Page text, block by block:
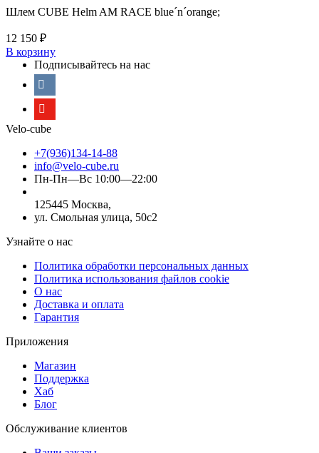
Шлем CUBE Helm AM RACE blue´n´orange;
12 150 ₽
В корзину
Подписывайтесь на нас
Velo-cube
+7(936)134-14-88
info@velo-cube.ru
Пн-Пн—Вс 10:00—22:00
125445 Москва,
ул. Смольная улица, 50с2
Узнайте о нас
Политика обработки персональных данных
Политика использования файлов cookie
О нас
Доставка и оплата
Гарантия
Приложения
Магазин
Поддержка
Хаб
Блог
Обслуживание клиентов